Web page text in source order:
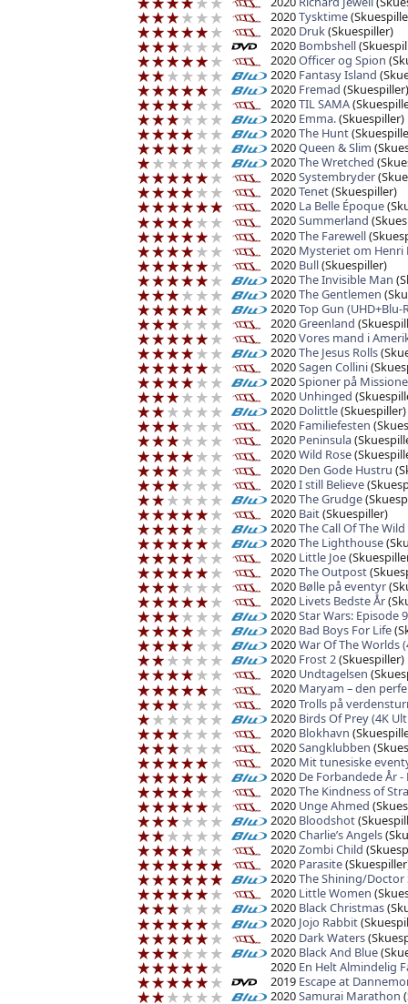
2020Tysktime
2020 Druk(Skuespiller)
2020 Bombshell
2020Officer og Spion
2020 Fantasy Island
2020 Fremad (Skuespiller)
2020TIL SAMA
2020 Emma.(Skuespiller)
2020The Hunt
2020Queen & Slim
2020The Wretched
2020Systembryder
2020Tenet(Skuespiller)
2020 La Belle Époque
2020Summerland
2020The Farewell
2020 Mysteriet om Henri
2020 Bull(Skuespiller)
2020The Invisible Man
2020The Gentlemen
2020Top Gun (UHD+Blu-
2020Greenland
2020Vores mand i
2020The Jesus Rolls
2020Sagen Collini
2020Spioner på
2020 Unhinged
2020 Dolittle(Skuespiller)
2020 Familiefesten
2020 Peninsula
2020Wild Rose
2020 Den Gode Hustru
2020I still Believe
2020The Grudge
2020 Bait(Skuespiller)
2020The Call Of The Wild
2020The Lighthouse
2020 Little Joe
2020The Outpost
2020 Bølle på eventyr
2020 Livets Bedste År
2020Star Wars: Episode
2020 Bad Boys For Life
2020War Of The Worlds
2020 Frost 2(Skuespiller)
2020 Undtagelsen
2020 Maryam – den
2020Trolls på
2020 Birds Of Prey (4K
2020 Blokhavn
2020Sangklubben
2020 Mit tunesiske
2020 De Forbandede År -
2020The Kindness of
2020 Unge Ahmed
2020 Bloodshot
2020Charlie’s Angels
2020Zombi Child
2020 Parasite
2020The Shining/Doctor
2020 Little Women
2020 Black Christmas
2020 Jojo Rabbit
2020 Dark Waters
2020 Black And Blue
2020 En Helt Almindelig
2019 Escape at
2020Samurai Marathon